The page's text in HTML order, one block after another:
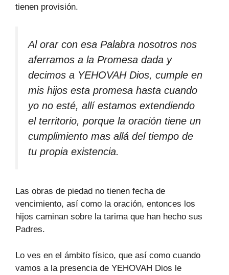
tienen provisión.
Al orar con esa Palabra nosotros nos
aferramos a la Promesa dada y
decimos a YEHOVAH Dios, cumple en
mis hijos esta promesa hasta cuando
yo no esté, allí estamos extendiendo
el territorio, porque la oración tiene un
cumplimiento mas allá del tiempo de
tu propia existencia.
Las obras de piedad no tienen fecha de
vencimiento, así como la oración, entonces los
hijos caminan sobre la tarima que han hecho sus
Padres.
Lo ves en el ámbito físico, que así como cuando
vamos a la presencia de YEHOVAH Dios le